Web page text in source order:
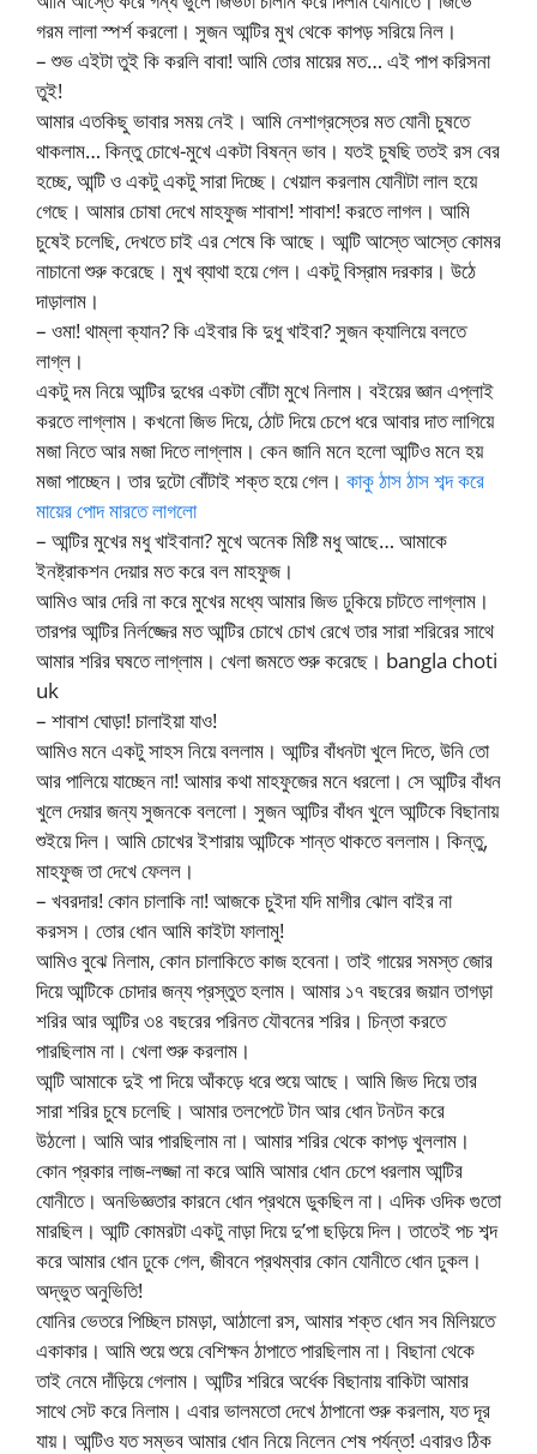
গরম লালা স্পর্শ করলো। সুজন আন্টির মুখ থেকে কাপড় সরিয়ে নিল।
– শুভ এইটা তুই কি করলি বাবা! আমি তোর মায়ের মত… এই পাপ করিসনা
তুই!
আমার এতকিছু ভাবার সময় নেই। আমি নেশাগ্রস্তের মত যোনী চুষতে
থাকলাম… কিন্তু চোখে-মুখে একটা বিষন্ন ভাব। যতই চুষছি ততই রস বের
হচ্ছে, আন্টি ও একটু একটু সারা দিচ্ছে। খেয়াল করলাম যোনীটা লাল হয়ে
গেছে। আমার চোষা দেখে মাহফুজ শাবাশ! শাবাশ! করতে লাগল। আমি
চুষেই চলেছি, দেখতে চাই এর শেষে কি আছে। আন্টি আস্তে আস্তে কোমর
নাচানো শুরু করেছে। মুখ ব্যাথা হয়ে গেল। একটু বিস্রাম দরকার। উঠে
দাড়ালাম।
– ওমা! থাম্লা ক্যান? কি এইবার কি দুধু খাইবা? সুজন ক্যালিয়ে বলতে
লাগ্ল।
একটু দম নিয়ে আন্টির দুধের একটা বোঁটা মুখে নিলাম। বইয়ের জ্ঞান এপ্লাই
করতে লাগ্লাম। কখনো জিভ দিয়ে, ঠোট দিয়ে চেপে ধরে আবার দাত লাগিয়ে
মজা নিতে আর মজা দিতে লাগ্লাম। কেন জানি মনে হলো আন্টিও মনে হয়
মজা পাচ্ছেন। তার দুটো বোঁটাই শক্ত হয়ে গেল। কাকু ঠাস ঠাস শব্দ করে
মায়ের পোদ মারতে লাগলো
– আন্টির মুখের মধু খাইবানা? মুখে অনেক মিষ্টি মধু আছে… আমাকে
ইনষ্ট্রাকশন দেয়ার মত করে বল মাহফুজ।
আমিও আর দেরি না করে মুখের মধ্যে আমার জিভ ঢুকিয়ে চাটতে লাগ্লাম।
তারপর আন্টির নির্লজ্জের মত আন্টির চোখে চোখ রেখে তার সারা শরিরের সাথে
আমার শরির ঘষতে লাগ্লাম। খেলা জমতে শুরু করেছে। bangla choti
uk
– শাবাশ ঘোড়া! চালাইয়া যাও!
আমিও মনে একটু সাহস নিয়ে বললাম। আন্টির বাঁধনটা খুলে দিতে, উনি তো
আর পালিয়ে যাচ্ছেন না! আমার কথা মাহফুজের মনে ধরলো। সে আন্টির বাঁধন
খুলে দেয়ার জন্য সুজনকে বললো। সুজন আন্টির বাঁধন খুলে আন্টিকে বিছানায়
শুইয়ে দিল। আমি চোখের ইশারায় আন্টিকে শান্ত থাকতে বললাম। কিন্তু,
মাহফুজ তা দেখে ফেলল।
– খবরদার! কোন চালাকি না! আজকে চুইদা যদি মাগীর ঝোল বাইর না
করসস। তোর ধোন আমি কাইটা ফালামু!
আমিও বুঝে নিলাম, কোন চালাকিতে কাজ হবেনা। তাই গায়ের সমস্ত জোর
দিয়ে আন্টিকে চোদার জন্য প্রস্তুত হলাম। আমার ১৭ বছরের জয়ান তাগড়া
শরির আর আন্টির ৩৪ বছরের পরিনত যৌবনের শরির। চিন্তা করতে
পারছিলাম না। খেলা শুরু করলাম।
আন্টি আমাকে দুই পা দিয়ে আঁকড়ে ধরে শুয়ে আছে। আমি জিভ দিয়ে তার
সারা শরির চুষে চলেছি। আমার তলপেটে টান আর ধোন টনটন করে
উঠলো। আমি আর পারছিলাম না। আমার শরির থেকে কাপড় খুললাম।
কোন প্রকার লাজ-লজ্জা না করে আমি আমার ধোন চেপে ধরলাম আন্টির
যোনীতে। অনভিজ্ঞতার কারনে ধোন প্রথমে ডুকছিল না। এদিক ওদিক গুতো
মারছিল। আন্টি কোমরটা একটু নাড়া দিয়ে দু’পা ছড়িয়ে দিল। তাতেই পচ শব্দ
করে আমার ধোন ঢুকে গেল, জীবনে প্রথম্বার কোন যোনীতে ধোন ঢুকল।
অদ্ভুত অনুভিতি!
যোনির ভেতরে পিচ্ছিল চামড়া, আঠালো রস, আমার শক্ত ধোন সব মিলিয়তে
একাকার। আমি শুয়ে শুয়ে বেশিক্ষন ঠাপাতে পারছিলাম না। বিছানা থেকে
তাই নেমে দাঁড়িয়ে গেলাম। আন্টির শরিরে অর্ধেক বিছানায় বাকিটা আমার
সাথে সেট করে নিলাম। এবার ভালমতো দেখে ঠাপানো শুরু করলাম, যত দূর
যায়। আন্টিও যত সম্ভব আমার ধোন নিয়ে নিলেন শেষ পর্যন্ত! এবারও ঠিক